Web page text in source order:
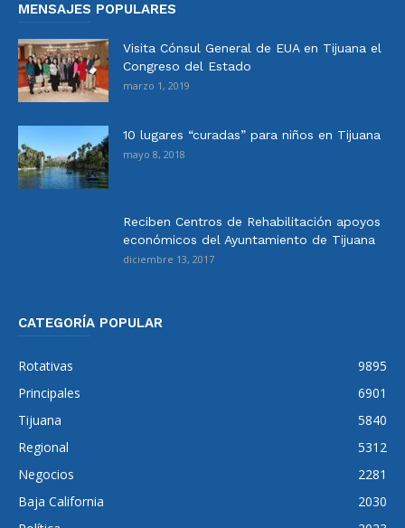
MENSAJES POPULARES
Visita Cónsul General de EUA en Tijuana el
Congreso del Estado
marzo 1, 2019
10 lugares “curadas” para niños en Tijuana
mayo 8, 2018
Reciben Centros de Rehabilitación apoyos
económicos del Ayuntamiento de Tijuana
diciembre 13, 2017
CATEGORÍA POPULAR
Rotativas
9895
Principales
6901
Tijuana
5840
Regional
5312
Negocios
2281
Baja California
2030